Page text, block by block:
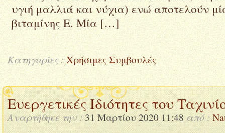
υγιή μαλλιά και νύχια) ενώ αποτελούν
βιταμίνης Ε. Μία […]
Κατηγορίες : Χρήσιμες Συμβουλές
Ευεργετικές Ιδιότητες του
Αναρτήθηκε την :31 Μαρτίου 2020 11:48από :